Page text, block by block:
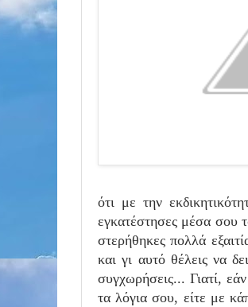
ΠΕΡΙΟΔΟΣ 2014 - 2015
ότι με την
εγκατέστησες μέσα σου
στερήθηκες πολλά
και γι αυτό θέλεις να
συγχωρήσεις... Γιατί,
τα λόγια σου, είτε με